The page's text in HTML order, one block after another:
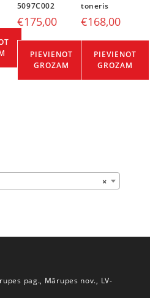
5097C002
€175,00
PIEVIENOT
GROZAM
toneris
€168,00
PIEVIENOT
GROZAM
×
pag., Mārupes nov., LV-